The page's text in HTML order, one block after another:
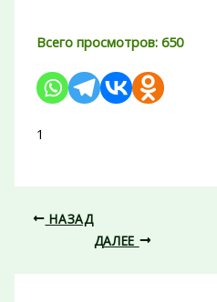
Всего просмотров: 650
1
НАЗАД
ДАЛЕЕ